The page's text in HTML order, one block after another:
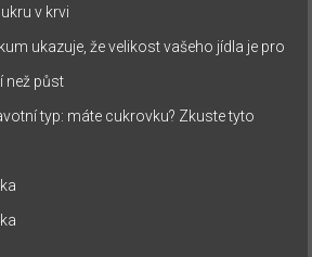
v krvi
ukazuje, že velikost vašeho jídla je pro
než půst
typ: máte cukrovku? Zkuste tyto